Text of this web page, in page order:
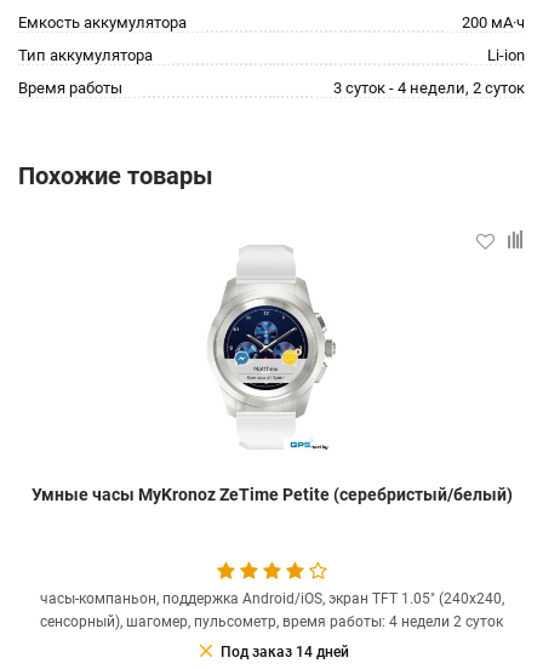
Емкость аккумулятора
200 мА·ч
Тип аккумулятора
Li-ion
Время работы
3 суток - 4 недели, 2 суток
Похожие товары
Умные часы MyKronoz ZeTime Petite (серебристый/белый)
часы-компаньон, поддержка Android/iOS, экран TFT 1.05" (240x240,
сенсорный), шагомер, пульсометр, время работы: 4 недели 2 суток
clear Под заказ 14 дней